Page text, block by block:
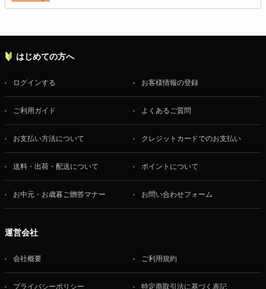
はじめての方へ
ログインする お客様情報の登録
ご利用ガイド よくあるご質問
お支払い方法について クレジットカードでのお支払い
送料・出荷・配送について ポイントについて
お中元・お歳暮ご贈答マナー お問い合わせフォーム
運営会社
会社概要 ご利用規約
プライバシーポリシー 特定商取引法に基づく表記